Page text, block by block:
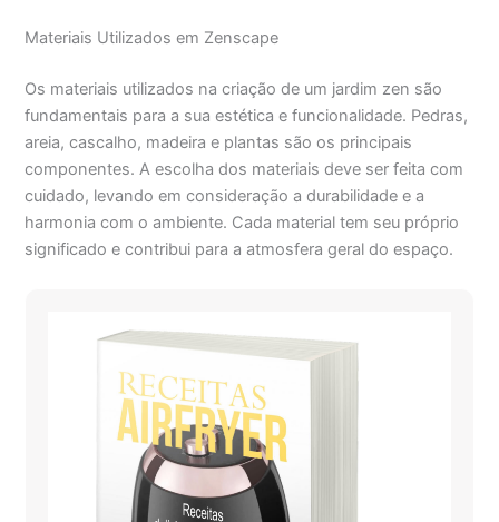
Materiais Utilizados em Zenscape
Os materiais utilizados na criação de um jardim zen são
fundamentais para a sua estética e funcionalidade. Pedras,
areia, cascalho, madeira e plantas são os principais
componentes. A escolha dos materiais deve ser feita com
cuidado, levando em consideração a durabilidade e a
harmonia com o ambiente. Cada material tem seu próprio
significado e contribui para a atmosfera geral do espaço.